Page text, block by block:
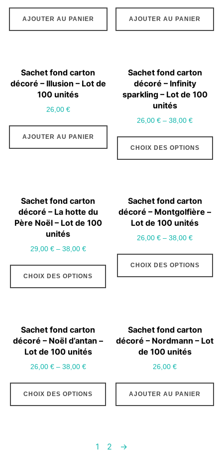
AJOUTER AU PANIER AJOUTER AU PANIER
Sachet fond carton
décoré – Illusion – Lot de
100 unités
26,00 €
AJOUTER AU PANIER
Sachet fond carton
décoré – Infinity
sparkling – Lot de 100
unités
26,00€ –38,00€
CHOIX DES OPTIONS
Ce
Sachet fond carton
décoré – La hotte du
Père Noël – Lot de 100
unités
29,00 €– 38,00 €
CHOIX DES OPTIONS
Ce
produit
choisies
sur
du
Sachet fond carton
décoré – Montgolfière –
Lot de 100 unités
26,00€ –38,00€
CHOIX DES OPTIONS
Ce
la
Sachet fond carton
décoré – Noël d’antan –
Lot de 100 unités
26,00 €– 38,00 €
CHOIX DES OPTIONS
Ce
produit
Sachet fond carton
décoré – Nordmann – Lot
de 100 unités
26,00€
AJOUTER AU PANIER
1 2 →